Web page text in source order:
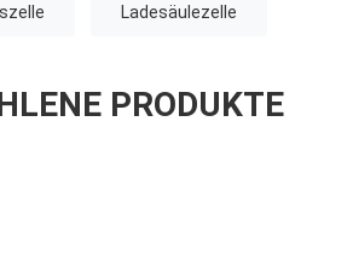
Ladesäulezelle
PRODUKTE